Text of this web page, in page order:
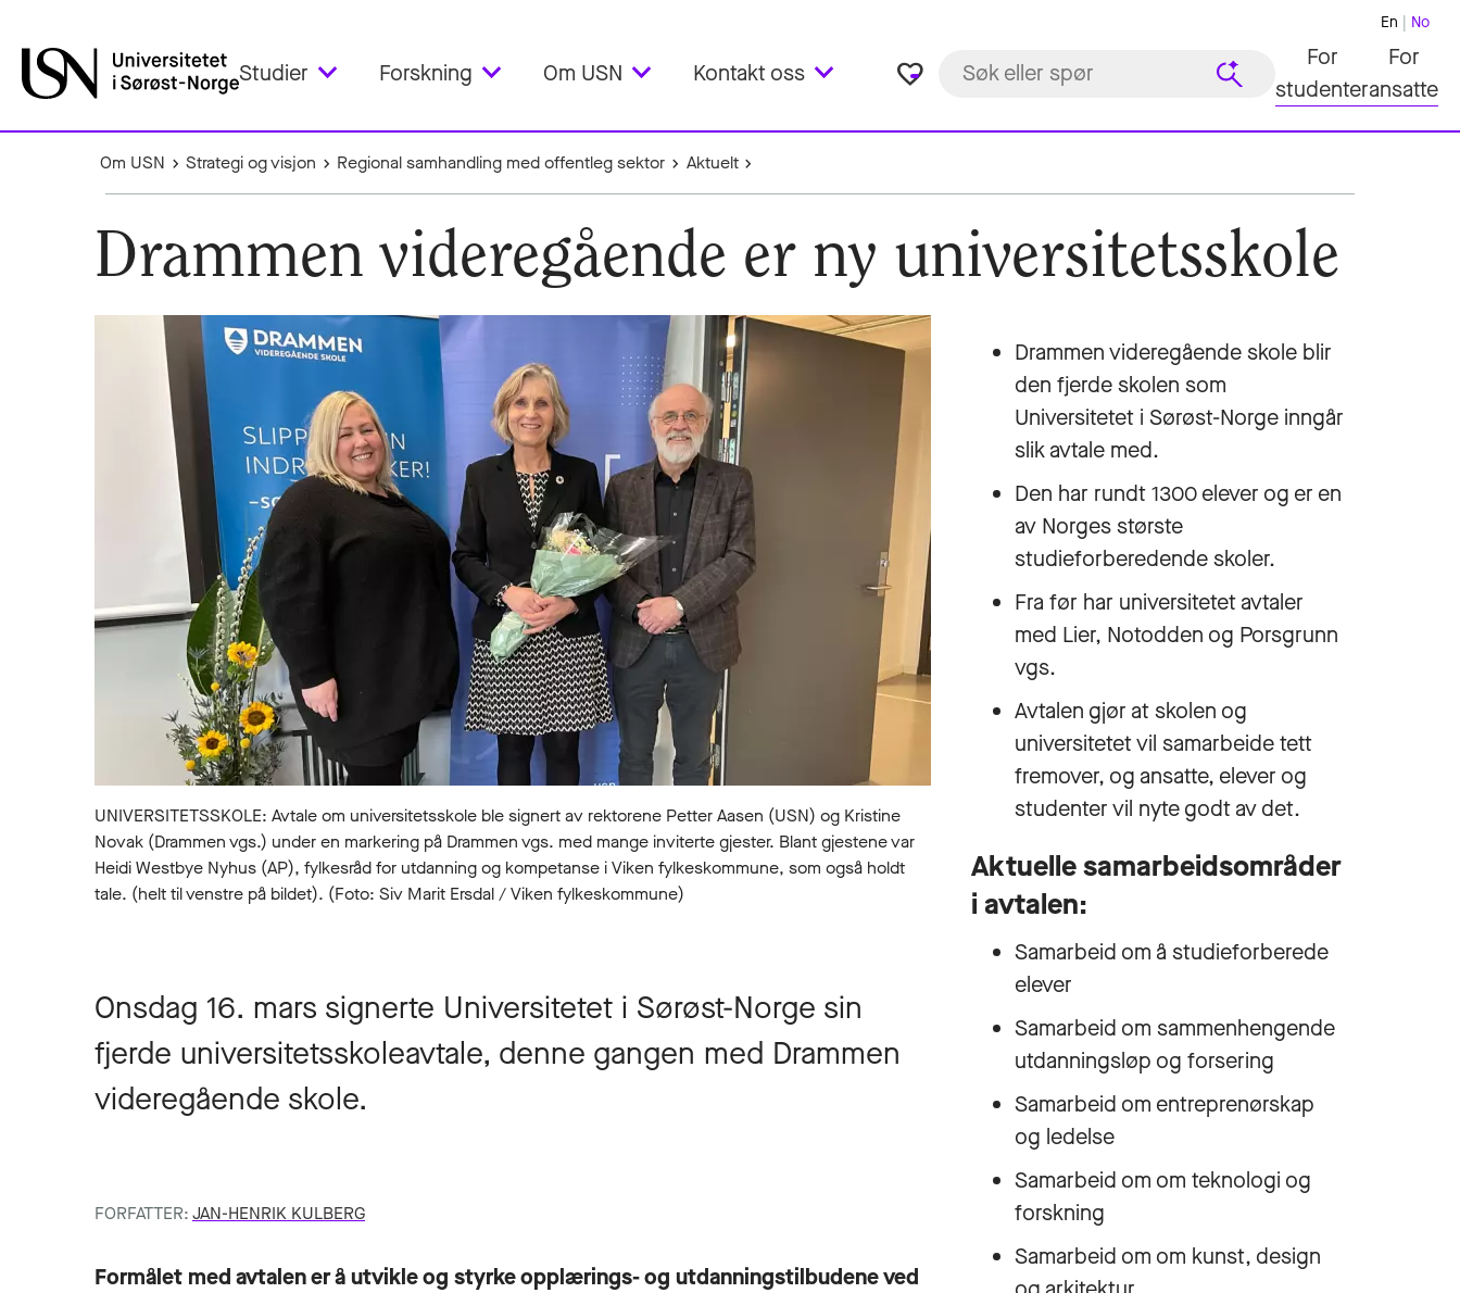
Studier Forskning Om USN Kontakt oss favorite_border
En No
For
studenter
For
ansatte
Om USN Strategi og visjon Regional samhandling med offentleg sektor Aktuelt
Drammen videregående er ny universitetsskole
UNIVERSITETSSKOLE: Avtale om universitetsskole ble signert av rektorene Petter Aasen (USN) og Kristine
Novak (Drammen vgs.) under en markering på Drammen vgs. med mange inviterte gjester. Blant gjestene var
Heidi Westbye Nyhus (AP), fylkesråd for utdanning og kompetanse i Viken fylkeskommune, som også holdt
tale. (helt til venstre på bildet). (Foto: Siv Marit Ersdal / Viken fylkeskommune)
Onsdag 16. mars signerte Universitetet i Sørøst-Norge sin
fjerde universitetsskoleavtale, denne gangen med Drammen
videregående skole.
FORFATTER:JAN-HENRIK KULBERG
Formålet med avtalen er å utvikle og styrke opplærings- og utdanningstilbudene ved
Drammen videregående skole blir
den fjerde skolen som
Universitetet i Sørøst-Norge inngår
slik avtale med.
Den har rundt 1300 elever og er en
av Norges største
studieforberedende skoler.
Fra før har universitetetavtaler
med Lier, Notodden og Porsgrunn
vgs.
Avtalen gjør at skolen og
universitetet vil samarbeide tett
fremover, og ansatte, elever og
studenter vil nyte godt av det.
Aktuelle samarbeidsområder
i avtalen:
Samarbeid om å studieforberede
elever
Samarbeid om sammenhengende
utdanningsløp og forsering
Samarbeid om entreprenørskap
og ledelse
Samarbeid om om teknologi og
forskning
Samarbeid om om kunst, design